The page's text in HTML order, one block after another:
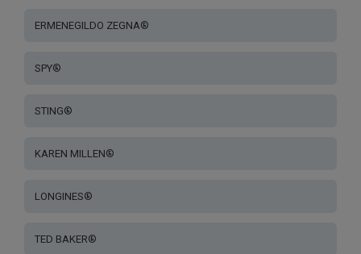
ERMENEGILDO ZEGNA®
SPY®
STING®
KAREN MILLEN®
LONGINES®
TED BAKER®